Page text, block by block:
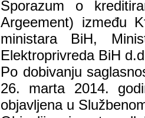
Sporazum o
Argeement) između
ministara BiH,
Elektroprivreda BiH
Po dobivanju
26. marta 2014.
objavljena u